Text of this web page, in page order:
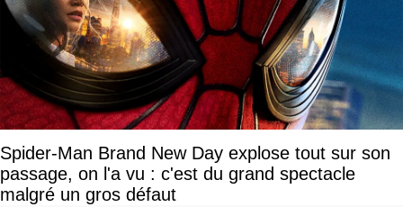
Spider-Man Brand New Day explose tout sur son
passage, on l'a vu : c'est du grand spectacle
malgré un gros défaut